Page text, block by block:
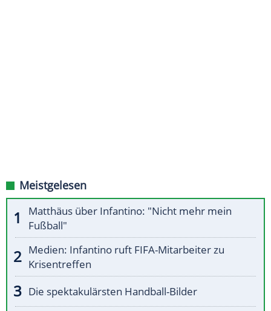
Meistgelesen
Matthäus über Infantino: "Nicht mehr mein
Fußball"
Medien: Infantino ruft FIFA-Mitarbeiter zu
Krisentreffen
Die spektakulärsten Handball-Bilder